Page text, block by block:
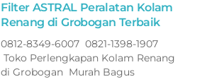
Filter ASTRAL Peralatan Kolam
Renang di Grobogan Terbaik
0812-8349-6007 0821-1398-1907
Toko Perlengkapan Kolam Renang
di Grobogan Murah Bagus